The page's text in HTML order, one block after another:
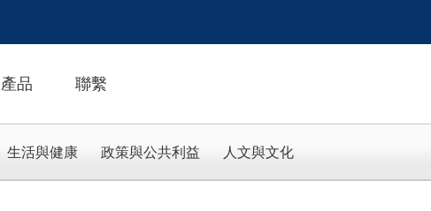
產品 聯繫
生活與健康 政策與公共利益 人文與文化